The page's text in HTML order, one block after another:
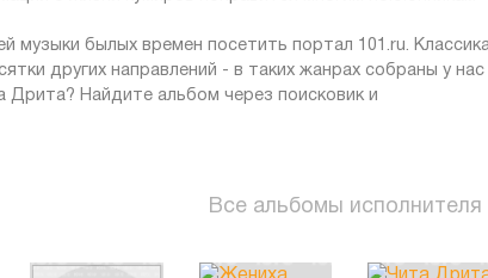
музыки былых времен посетить портал 101.ru.
других направлений - в таких жанрах собраны у нас
Дрита? Найдите альбом через поисковик и
Все альбомы исполнителя